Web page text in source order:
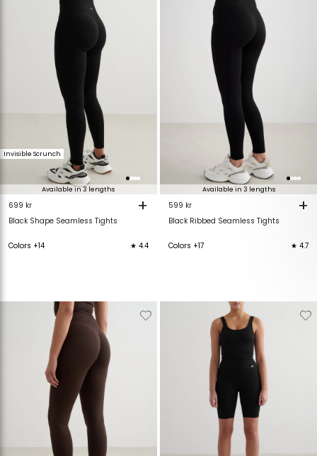
Invisible Scrunch
Available in 3 lengths
verlanglijstje
Black Shape Seamless Tights
699 kr +
Colors +14 ★ 4.4
Available in 3 lengths
verlanglijstje
Black Ribbed Seamless Tights
599 kr +
Colors +17 ★ 4.7
Toevoegen
Verwijderen
verlanglijstje
verlanglijstje